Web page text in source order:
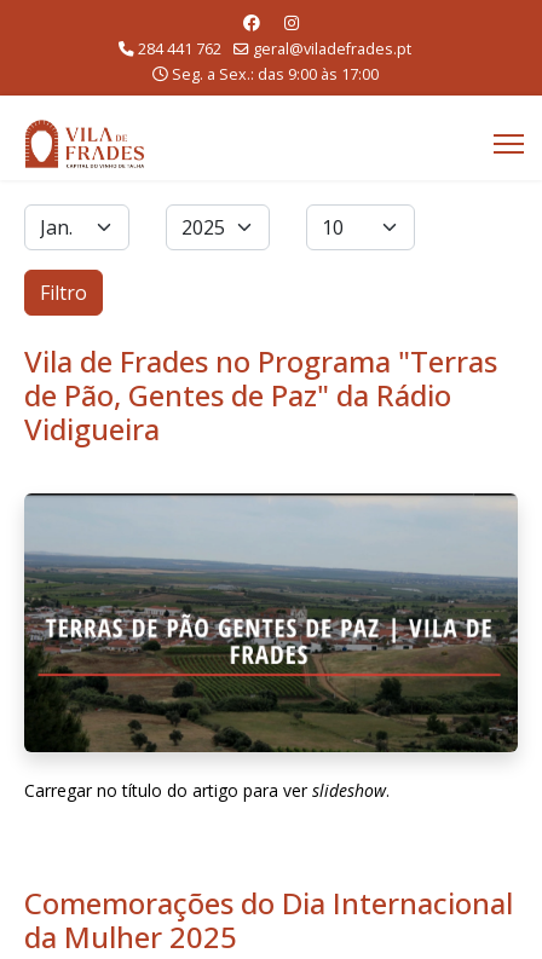
284 441 762
geral@viladefrades.pt
Seg. a Sex.: das 9:00 às 17:00
Filtros
Mês Ano Qtd. a exibir
Filtro
Vila de Frades no Programa "Terras
de Pão, Gentes de Paz" da Rádio
Vidigueira
Carregar no título do artigo para verslideshow.
Comemorações do Dia Internacional
da Mulher 2025